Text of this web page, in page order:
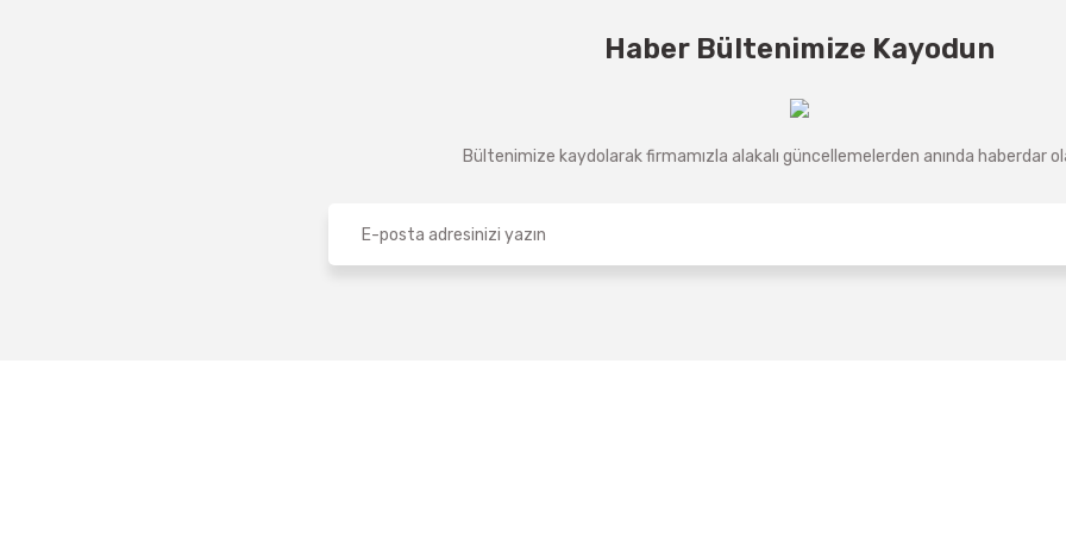
Haber Bültenimize Kayodun
Bültenimize kaydolarak firmamızla alakalı güncellemelerden anında haberdar